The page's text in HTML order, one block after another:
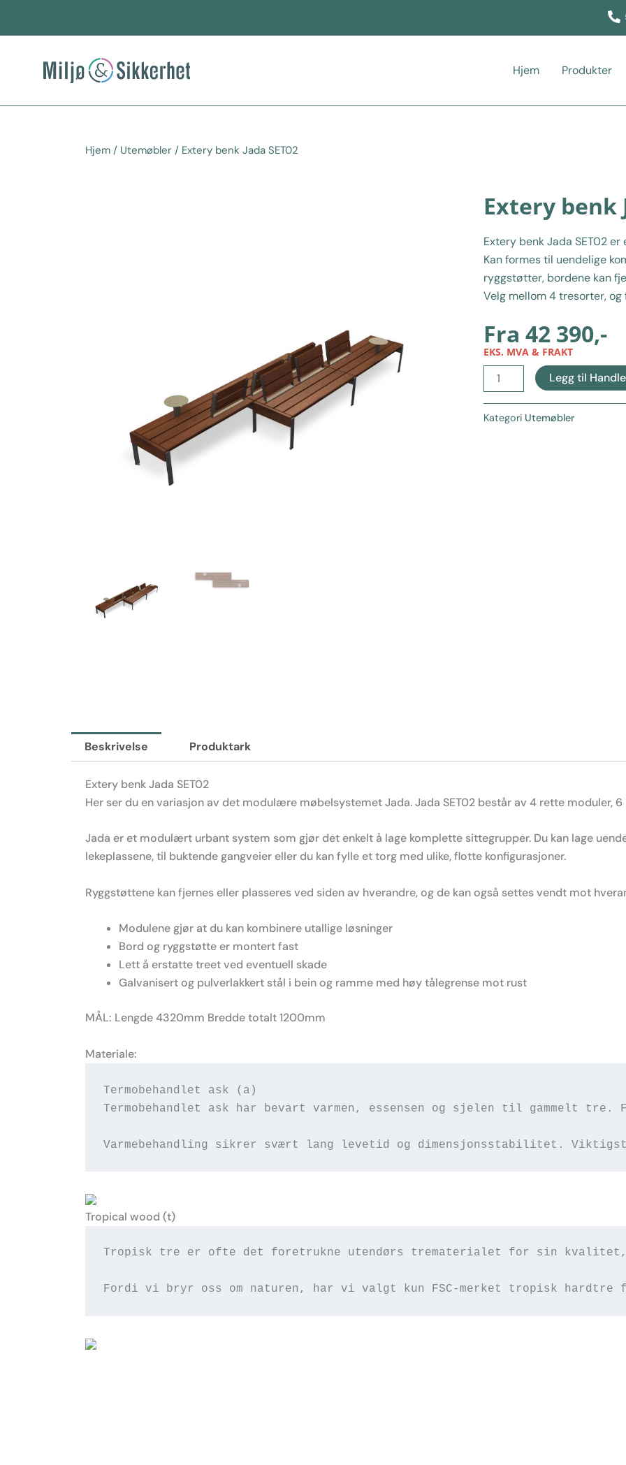
innholdet
Hjem Produkter
Hjem / Utemøbler / Extery benk Jada SET02
Extery benk
Extery benk Jada SET02
Kan formes til uendelige
ryggstøtter, bordene kan
Velg mellom 4 tresorter,
Fra 42 390,-
EKS. MVA & FRAKT
Extery
benk
SET02
Legg til
Kategori Utemøbler
Beskrivelse Produktark
Extery benk Jada SET02
Her ser du en variasjon av det modulære møbelsystemet Jada. Jada SET02 består av 4 rette moduler,
Jada er et modulært urbant system som gjør det enkelt å lage komplette sittegrupper. Du kan lage
lekeplassene, til buktende gangveier eller du kan fylle et torg med ulike, flotte konfigurasjoner.
Ryggstøttene kan fjernes eller plasseres ved siden av hverandre, og de kan også settes vendt mot
Modulene gjør at du kan kombinere utallige løsninger
Bord og ryggstøtte er montert fast
Lett å erstatte treet ved eventuell skade
Galvanisert og pulverlakkert stål i bein og ramme med høy tålegrense mot rust
MÅL: Lengde 4320mm Bredde totalt 1200mm
Materiale:
Termobehandlet ask (a)
Termobehandlet ask har bevart varmen, essensen og sjelen til gammelt
Varmebehandling sikrer svært lang levetid og dimensjonsstabilitet.
Tropical wood (t)
Tropisk tre er ofte det foretrukne utendørs trematerialet for sin
Fordi vi bryr oss om naturen, har vi valgt kun FSC-merket tropisk hardtre